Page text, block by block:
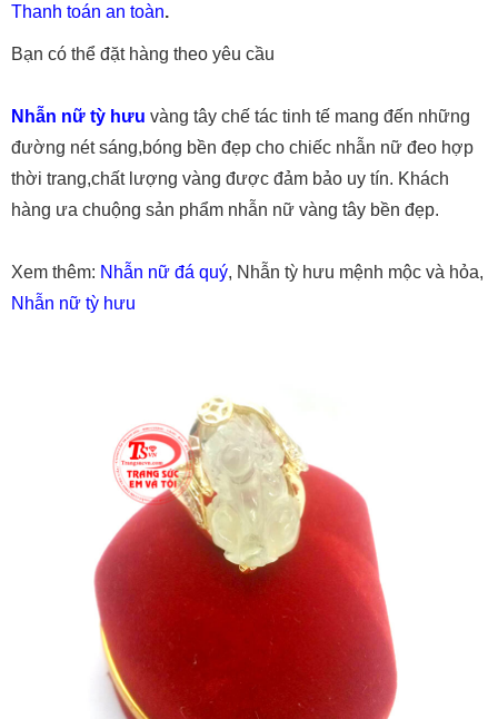
Thanh toán an toàn.
Bạn có thể đặt hàng theo yêu cầu
Nhẫn nữ tỳ hưu vàng tây chế tác tinh tế mang đến những
đường nét sáng,bóng bền đẹp cho chiếc nhẫn nữ đeo hợp
thời trang,chất lượng vàng được đảm bảo uy tín. Khách
hàng ưa chuộng sản phẩm nhẫn nữ vàng tây bền đẹp.
Xem thêm: Nhẫn nữ đá quý, Nhẫn tỳ hưu mệnh mộc và hỏa,
Nhẫn nữ tỳ hưu